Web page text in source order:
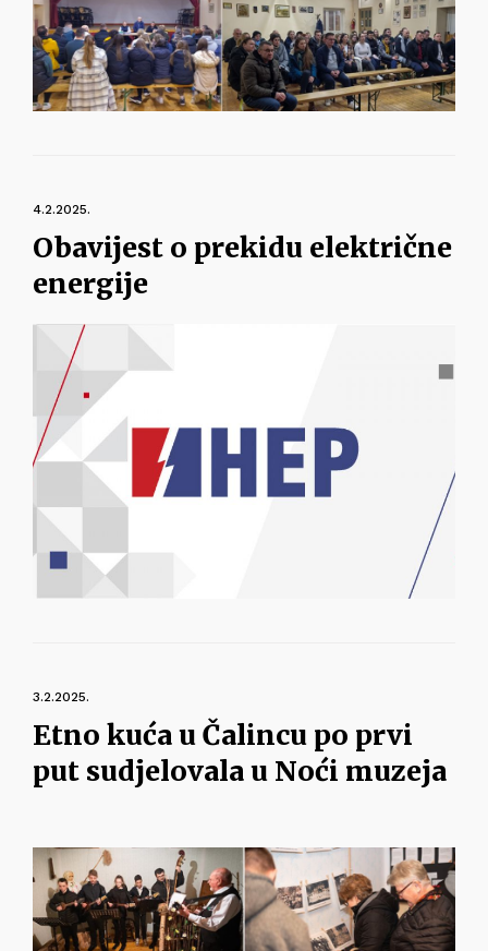
4.2.2025.
Obavijest o prekidu električne
energije
3.2.2025.
Etno kuća u Čalincu po prvi
put sudjelovala u Noći muzeja